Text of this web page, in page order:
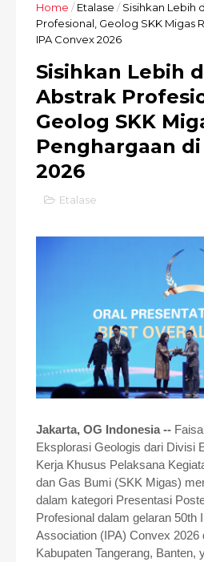
Home / Etalase / Sisihkan Lebih
Profesional, Geolog SKK Migas
IPA Convex 2026
Sisihkan Lebih
Abstrak
Geolog SKK
Penghargaan di
2026
Etalase
Jakarta, OG Indonesia --
Eksplorasi Geologis dari Divisi
Kerja Khusus Pelaksana
dan Gas Bumi (SKK Migas)
dalam kategori Presentasi
Profesional dalam gelaran 50th
Association (IPA) Convex 2026
Kabupaten Tangerang, Banten,